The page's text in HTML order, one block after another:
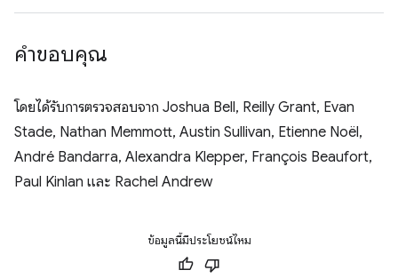
คำขอบคุณ
โดยได้รับการตรวจสอบจาก Joshua Bell, Reilly Grant, Evan
Stade, Nathan Memmott, Austin Sullivan, Etienne Noël,
André Bandarra, Alexandra Klepper, François Beaufort,
Paul Kinlan และ Rachel Andrew
ข้อมูลนี้มีประโยชน์ไหม